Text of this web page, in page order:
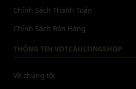
Chính Sách Thanh Toán
Chính Sách Bán Hàng
THÔNG TIN VOTCAULONGSHOP
Về chúng tôi